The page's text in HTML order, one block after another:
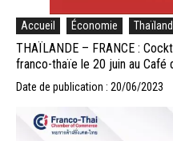
Accueil Économie
THAÏLANDE – FRANCE :
franco-thaïe le 20 juin au Café
Date de publication : 20/06/2023